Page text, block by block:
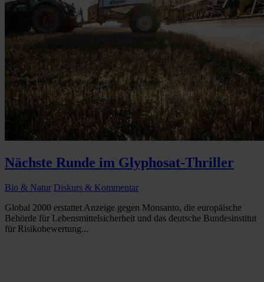
Nächste Runde im Glyphosat-Thriller
Bio & Natur Diskurs & Kommentar
Global 2000 erstattet Anzeige gegen Monsanto, die europäische
Behörde für Lebensmittelsicherheit und das deutsche Bundesinstitut
für Risikobewertung...